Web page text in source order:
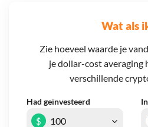
Wat als
Zie hoeveel waarde je
je dollar-cost averaging
verschillende
Had geïnvesteerd In
$